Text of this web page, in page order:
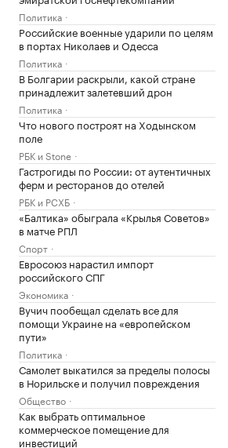
Политика
Российские военные ударили по целям
в портах Николаев и Одесса
Политика
В Болгарии раскрыли, какой стране
принадлежит залетевший дрон
Политика
Что нового построят на Ходынском
поле
РБК и Stone
Гастрогиды по России: от аутентичных
ферм и ресторанов до отелей
РБК и РСХБ
«Балтика» обыграла «Крылья Советов»
в матче РПЛ
Спорт
Евросоюз нарастил импорт
российского СПГ
Экономика
Вучич пообещал сделать все для
помощи Украине на «европейском
пути»
Политика
Самолет выкатился за пределы полосы
в Норильске и получил повреждения
Общество
Как выбрать оптимальное
коммерческое помещение для
инвестиций